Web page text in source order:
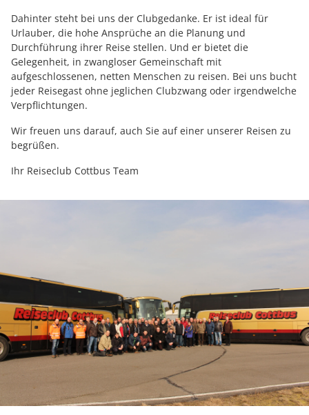
Dahinter steht bei uns der Clubgedanke. Er ist ideal für
Urlauber, die hohe Ansprüche an die Planung und
Durchführung ihrer Reise stellen. Und er bietet die
Gelegenheit, in zwangloser Gemeinschaft mit
aufgeschlossenen, netten Menschen zu reisen. Bei uns bucht
jeder Reisegast ohne jeglichen Clubzwang oder irgendwelche
Verpflichtungen.
Wir freuen uns darauf, auch Sie auf einer unserer Reisen zu
begrüßen.
Ihr Reiseclub Cottbus Team